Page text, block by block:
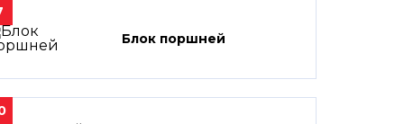
Блок поршней